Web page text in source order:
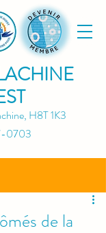
H8T 1K3
0703
de la